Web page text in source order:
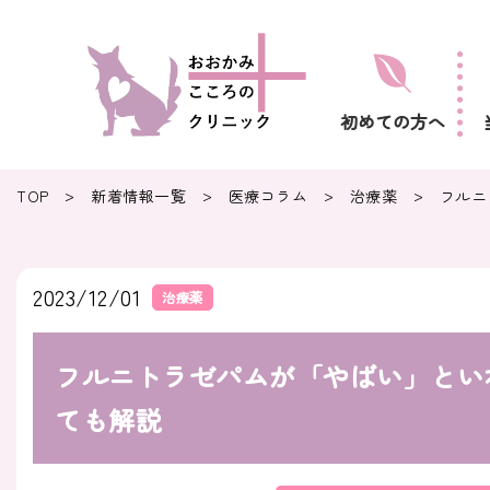
初めての方へ
TOP > 新着情報一覧 > 医療コラム > 治療薬 > フル
2023/12/01 治療薬
フルニトラゼパムが「やばい」と
ても解説